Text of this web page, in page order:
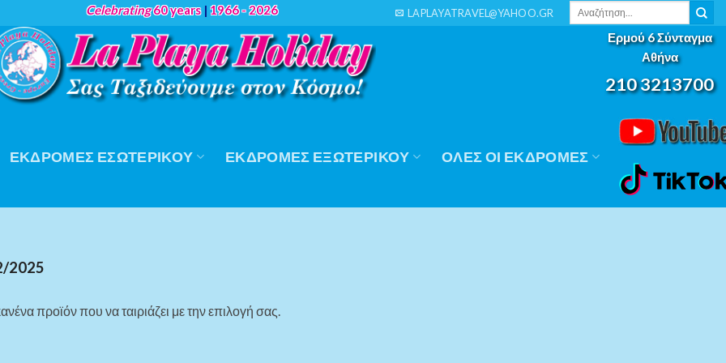
Celebrating60 years | 1966 - 2026 LAPLAYATRAVEL@YAHOO.GR
Αναζήτηση
Ερμού 6 Σύνταγμα
Αθήνα
210 3213700
ΕΚΔΡΟΜΈΣ ΕΣΩΤΕΡΙΚΟΎ ΕΚΔΡΟΜΈΣ ΕΞΩΤΕΡΙΚΟΎ ΟΛΕΣ ΟΙ ΕΚΔΡΟΜΕΣ
2025
προϊόν που να ταιριάζει με την επιλογή σας.